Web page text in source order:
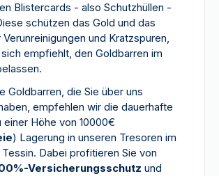
Blistercards - also Schutzhüllen -
schützen das Gold und das
und Kratzspuren,
empfiehlt, den Goldbarren im
Goldbarren, die Sie über uns
empfehlen wir die dauerhafte
einer Höhe von 10000€
) Lagerung in unseren Tresoren im
Dabei profitieren Sie von
Versicherungsschutz und